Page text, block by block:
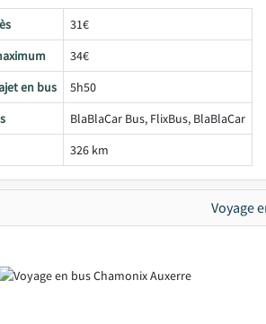
31€
34€
en bus
5h50
BlaBlaCar Bus, FlixBus, BlaBlaCar
326 km
Voyage